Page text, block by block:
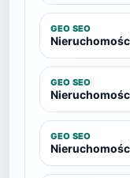
GEO SEO
GEO SEO
GEO SEO